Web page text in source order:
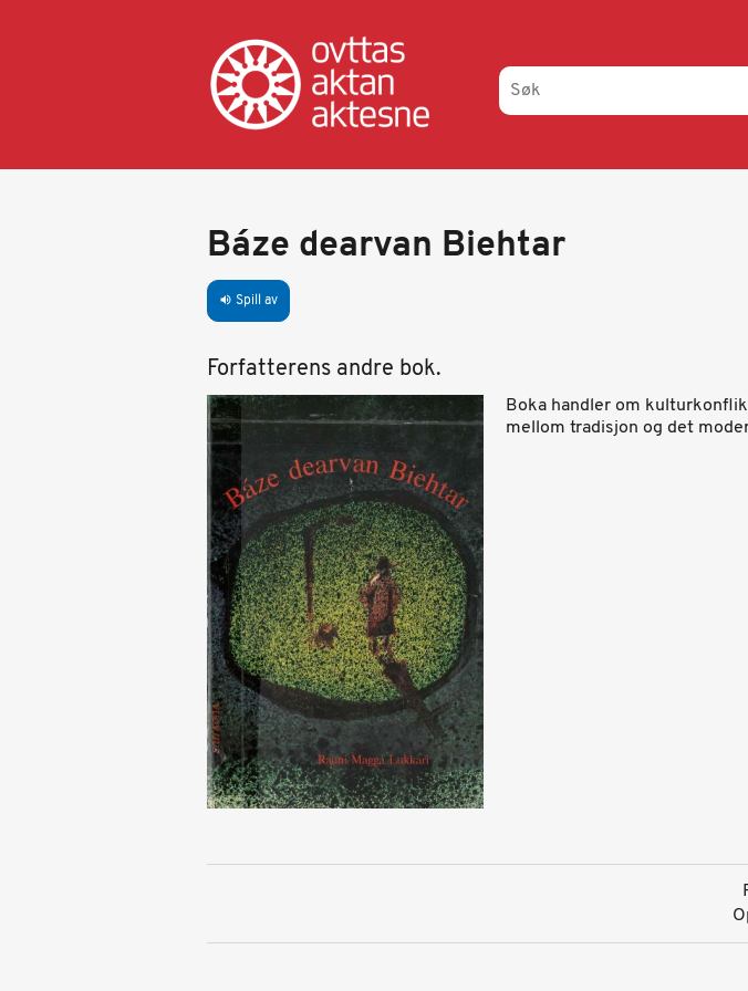
Báze dearvan Biehtar
volume_up Spill av
Forfatterens andre bok.
Boka handler om
mellom tradisjon og det